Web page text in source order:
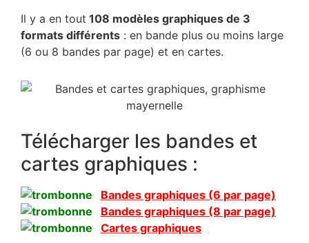
Il y a en tout 108 modèles graphiques de 3
formats différents : en bande plus ou moins large
(6 ou 8 bandes par page) et en cartes.
Télécharger les bandes et
cartes graphiques :
Bandes graphiques (6 par page)
Bandes graphiques (8 par page)
Cartes graphiques